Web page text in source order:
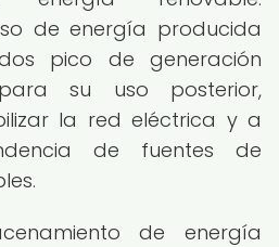
de energía producida
pico de generación
su uso posterior,
la red eléctrica y a
de fuentes de
de energía